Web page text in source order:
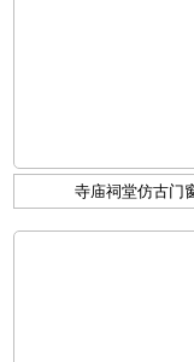
寺庙祠堂仿古门